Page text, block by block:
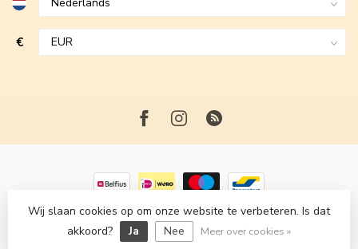
€
© Copyright 2026 Maxime Fashion- Powered byLightspeed-
Lightspeed design
Dyvelopment
Wij slaan cookies op om onze website te verbeteren. Is dat
akkoord?
Ja Nee Meer over cookies »